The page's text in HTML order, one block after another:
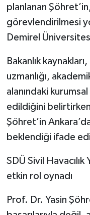
planlanan
görevlendirilmesi
Demirel
Bakanlık
uzmanlığı,
alanındaki
edildiğini
Şöhret’in
beklendiği ifade
SDÜ Sivil
etkin rol oynadı
Prof. Dr. Yasin